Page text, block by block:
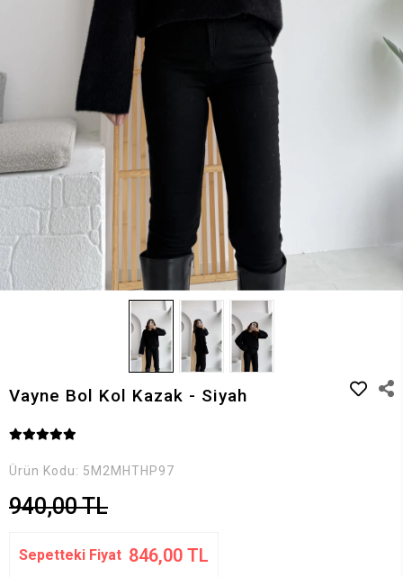
Vayne Bol Kol Kazak - Siyah
Ürün Kodu: 5M2MHTHP97
940,00 TL
Sepetteki Fiyat 846,00 TL